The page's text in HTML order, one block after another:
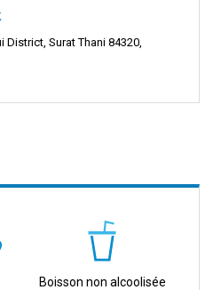
ne cherchez pas plus loin que le
tant qu'opérateur de ferry réputé
qu'un simple trajet—ils offrent
indéfectible envers la
District, Surat Thani 84320,
Boisson non alcoolisée